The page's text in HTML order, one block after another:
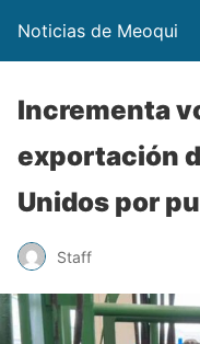
Noticias de Meoqui
Incrementa
exportación
Unidos por
Staff